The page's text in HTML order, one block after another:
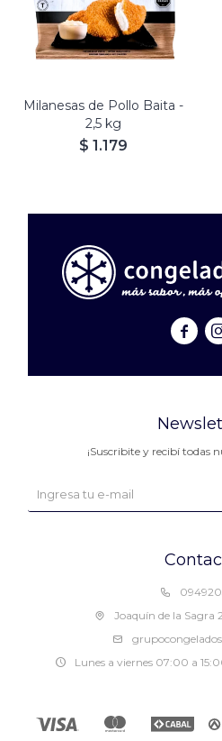
Milanesas de Pollo Baita -
2,5 kg
$ 1.179

Joaquín de la Sagra
Lunes a viernes 07:00 a
¡Suscribite y recibí todas